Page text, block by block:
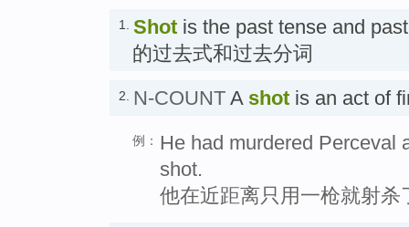
1. Shot is the past tense and
的过去式和过去分词
2. N-COUNT A shot is an act of
例： He had murdered Perceval
shot.
他在近距离只用一枪就射杀